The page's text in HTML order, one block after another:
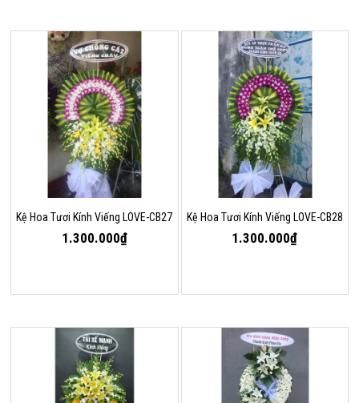
Kệ Hoa Tươi Kính Viếng LOVE-CB27
1.300.000₫
Kệ Hoa Tươi Kính Viếng LOVE-CB28
1.300.000₫